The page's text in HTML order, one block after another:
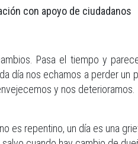
con apoyo de ciudadanos
Pasa el tiempo y
día nos echamos a perder
y nos deterioramos.
es repentino, un día es una